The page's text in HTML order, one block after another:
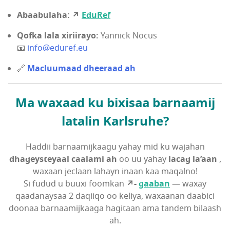
Abaabulaha: ↗ EduRef
Qofka lala xiriirayo: Yannick Nocus
📧 info@eduref.eu
🔗 Macluumaad dheeraad ah
Ma waxaad ku bixisaa barnaamij
latalin Karlsruhe?
Haddii barnaamijkaagu yahay mid ku wajahan
dhageysteyaal caalami ah oo uu yahay lacag la’aan ,
waxaan jeclaan lahayn inaan kaa maqalno!
Si fudud u buuxi foomkan ↗-gaaban— waxay
qaadanaysaa 2 daqiiqo oo keliya, waxaanan daabici
doonaa barnaamijkaaga hagitaan ama tandem bilaash
ah.